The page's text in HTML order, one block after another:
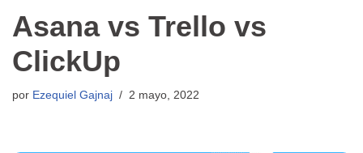
Asana vs Trello vs
ClickUp
por Ezequiel Gajnaj 2 mayo, 2022